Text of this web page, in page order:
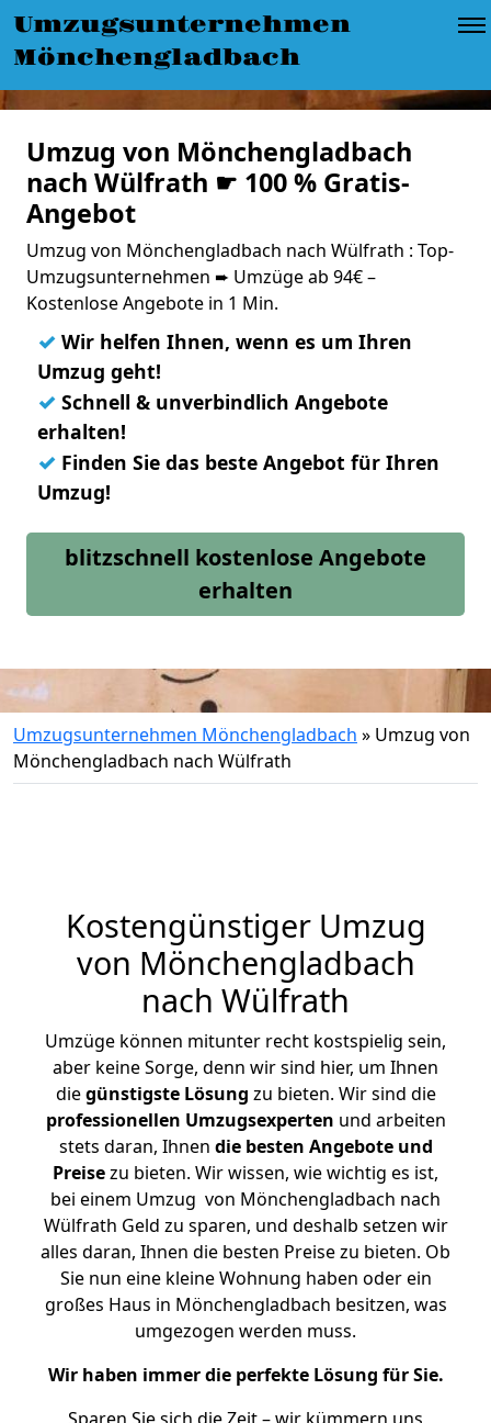
Umzugsunternehmen
Mönchengladbach
Umzug von Mönchengladbach
nach Wülfrath ☛ 100 % Gratis-
Angebot
Umzug von Mönchengladbach nach Wülfrath : Top-
Umzugsunternehmen ➨ Umzüge ab 94€ –
Kostenlose Angebote in 1 Min.
✓ Wir helfen Ihnen, wenn es um Ihren
Umzug geht!
✓ Schnell & unverbindlich Angebote
erhalten!
✓ Finden Sie das beste Angebot für Ihren
Umzug!
blitzschnell kostenlose Angebote
erhalten
Umzugsunternehmen Mönchengladbach » Umzug von
Mönchengladbach nach Wülfrath
Kostengünstiger Umzug
von Mönchengladbach
nach Wülfrath
Umzüge können mitunter recht kostspielig sein,
aber keine Sorge, denn wir sind hier, um Ihnen
diegünstigste Lösung zu bieten. Wir sind die
professionellen Umzugsexperten und arbeiten
stets daran, Ihnen die besten Angebote und
Preisezu bieten. Wir wissen, wie wichtig es ist,
bei einem Umzug von Mönchengladbach nach
Wülfrath Geld zu sparen, und deshalb setzen wir
alles daran, Ihnen die besten Preise zu bieten. Ob
Sie nun eine kleine Wohnung haben oder ein
großes Haus in Mönchengladbach besitzen, was
umgezogen werden muss.
Wir haben immer die perfekte Lösung für Sie.